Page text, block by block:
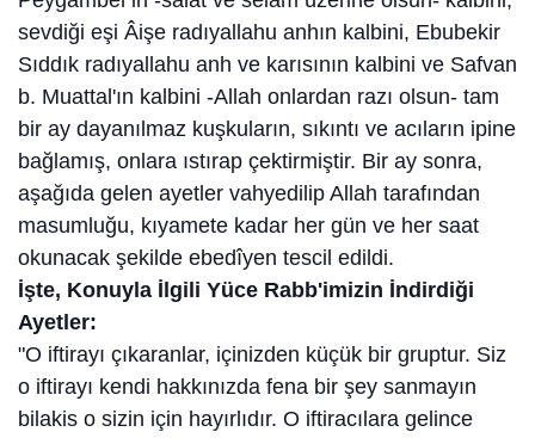
sevdiği eşi Âişe radıyallahu anhın kalbini, Ebubekir
Sıddık radıyallahu anh ve karısının kalbini ve Safvan
b. Muattal'ın kalbini -Allah onlardan razı olsun- tam
bir ay dayanılmaz kuşkuların, sıkıntı ve acıların ipine
bağlamış, onlara ıstırap çektirmiştir. Bir ay sonra,
aşağıda gelen ayetler vahyedilip Allah tarafından
masumluğu, kıyamete kadar her gün ve her saat
okunacak şekilde ebedîyen tescil edildi.
İşte, Konuyla İlgili Yüce Rabb'imizin İndirdiği
Ayetler:
"O iftirayı çıkaranlar, içinizden küçük bir gruptur. Siz
o iftirayı kendi hakkınızda fena bir şey sanmayın
bilakis o sizin için hayırlıdır. O iftiracılara gelince